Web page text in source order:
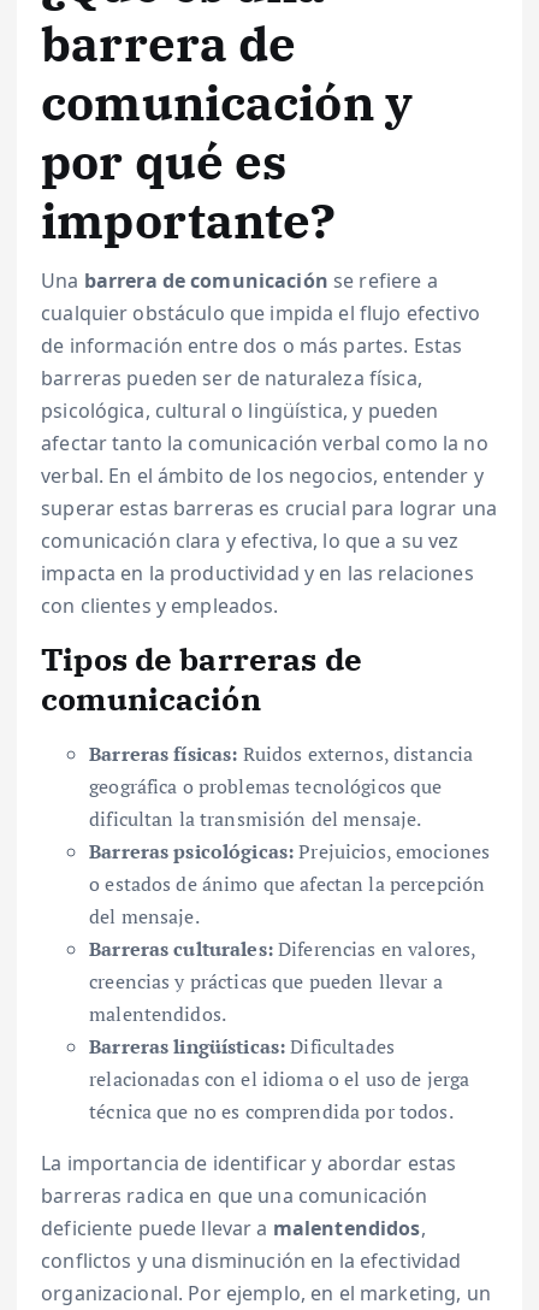
barrera de
comunicación y
por qué es
importante?
Una barrera de comunicación se refiere a
cualquier obstáculo que impida el flujo efectivo
de información entre dos o más partes. Estas
barreras pueden ser de naturaleza física,
psicológica, cultural o lingüística, y pueden
afectar tanto la comunicación verbal como la no
verbal. En el ámbito de los negocios, entender y
superar estas barreras es crucial para lograr una
comunicación clara y efectiva, lo que a su vez
impacta en la productividad y en las relaciones
con clientes y empleados.
Tipos de barreras de
comunicación
Barreras físicas: Ruidos externos, distancia
geográfica o problemas tecnológicos que
dificultan la transmisión del mensaje.
Barreras psicológicas:Prejuicios, emociones
o estados de ánimo que afectan la percepción
del mensaje.
Barreras culturales:Diferencias en valores,
creencias y prácticas que pueden llevar a
malentendidos.
Barreras lingüísticas:Dificultades
relacionadas con el idioma o el uso de jerga
técnica que no es comprendida por todos.
La importancia de identificar y abordar estas
barreras radica en que una comunicación
deficiente puede llevar a malentendidos,
conflictos y una disminución en la efectividad
organizacional. Por ejemplo, en el marketing, un